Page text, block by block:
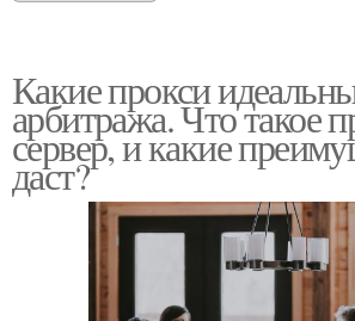
Какие прокси
арбитража. Что такое
сервер, и какие
даст?